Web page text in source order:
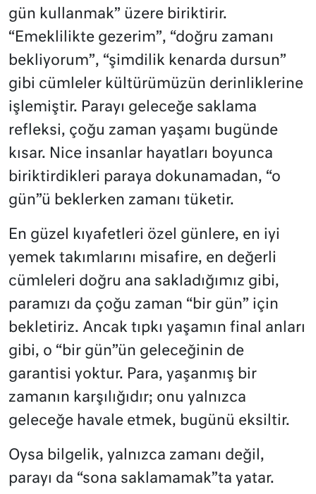
gün kullanmak” üzere biriktirir.
“Emeklilikte gezerim”, “doğru zamanı
bekliyorum”, “şimdilik kenarda dursun”
gibi cümleler kültürümüzün derinliklerine
işlemiştir. Parayı geleceğe saklama
refleksi, çoğu zaman yaşamı bugünde
kısar. Nice insanlar hayatları boyunca
biriktirdikleri paraya dokunamadan, “o
gün”ü beklerken zamanı tüketir.
En güzel kıyafetleri özel günlere, en iyi
yemek takımlarını misafire, en değerli
cümleleri doğru ana sakladığımız gibi,
paramızı da çoğu zaman “bir gün” için
bekletiriz. Ancak tıpkı yaşamın final anları
gibi, o “bir gün”ün geleceğinin de
garantisi yoktur. Para, yaşanmış bir
zamanın karşılığıdır; onu yalnızca
geleceğe havale etmek, bugünü eksiltir.
Oysa bilgelik, yalnızca zamanı değil,
parayı da “sona saklamamak”ta yatar.